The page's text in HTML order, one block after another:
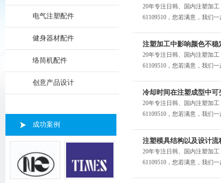
电气注塑配件
健身器材配件
络筒机配件
创意产品设计
成功案例
20年专注日韩、国内注塑加
61109510，您若满意，我们
注塑加工中影响颜色不稳
20年专注日韩、国内注塑加
61109510，您若满意，我们
冷却时间在注塑成型中可
20年专注日韩、国内注塑加
61109510，您若满意，我们
注塑模具结构以及设计流
20年专注日韩、国内注塑加
61109510，您若满意，我们